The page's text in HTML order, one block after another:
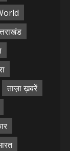
ताज़ा ख़बरें